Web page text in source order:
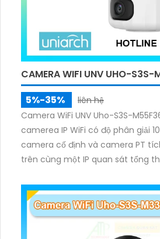
CAMERA WIFI UNV UHO-S3S-
5%-35%
liên hệ
Camera WiFi UNV Uho-S3S-
camerea IP WiFi có độ phân giải
camera cố định và camera PT
trên cùng một IP quan sát tổng
ánh sáng. Kết hợp hồng ngoại
ảnh có màu trong nhiều điều
phạm vi 3m.